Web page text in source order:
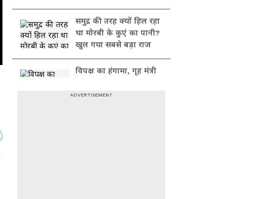
विधायक, जमकर हो रही
फजीहत!
समुद्र की तरह क्यों हिल रहा
था मोरबी के कुएं का पानी?
खुल गया सबसे बड़ा राज
विपक्ष का हंगामा, गृह मंत्री
बरस पड़े Kiren Rijiju ।